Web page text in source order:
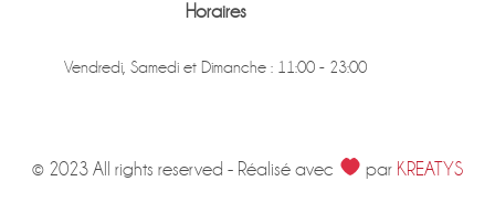
Horaires
Vendredi, Samedi et Dimanche : 11:00 - 23:00
© 2023 All rights reserved - Réalisé avec par KREATYS